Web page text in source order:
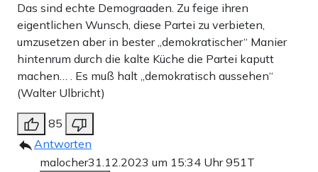
Das sind echte Demograaden. Zu feige ihren
eigentlichen Wunsch, diese Partei zu verbieten,
umzusetzen aber in bester „demokratischer“ Manier
hintenrum durch die kalte Küche die Partei kaputt
machen… . Es muß halt „demokratisch aussehen“
(Walter Ulbricht)
85
Antworten
malocher31.12.2023 um 15:34 Uhr951T